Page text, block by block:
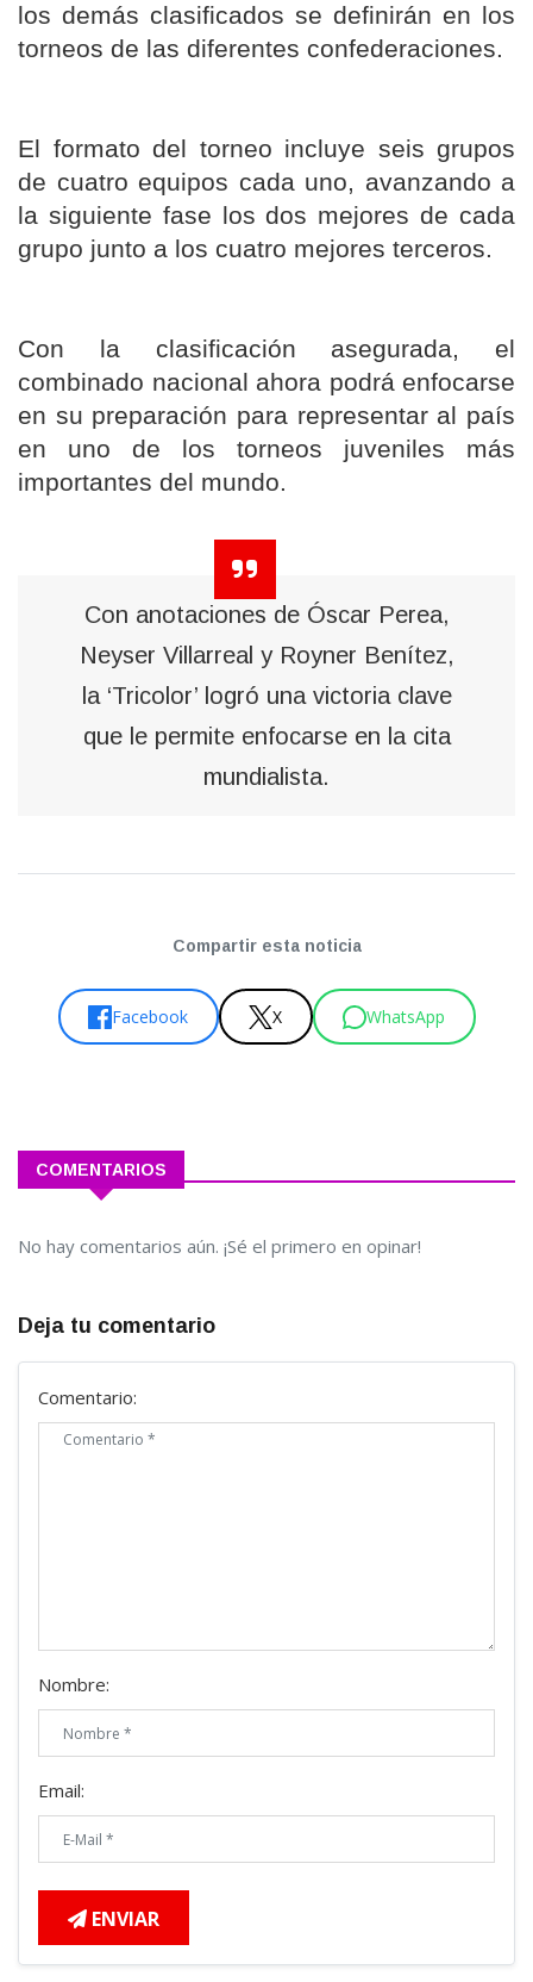
los demás clasificados se definirán en los
torneos de las diferentes confederaciones.
El formato del torneo incluye seis grupos
de cuatro equipos cada uno, avanzando a
la siguiente fase los dos mejores de cada
grupo junto a los cuatro mejores terceros.
Con la clasificación asegurada, el
combinado nacional ahora podrá enfocarse
en su preparación para representar al país
en uno de los torneos juveniles más
importantes del mundo.
Con anotaciones de Óscar Perea,
Neyser Villarreal y Royner Benítez,
la ‘Tricolor’ logró una victoria clave
que le permite enfocarse en la cita
mundialista.
Compartir esta noticia
Facebook X WhatsApp
COMENTARIOS
No hay comentarios aún. ¡Sé el primero en opinar!
Deja tu comentario
Comentario:
Nombre:
Email:
ENVIAR